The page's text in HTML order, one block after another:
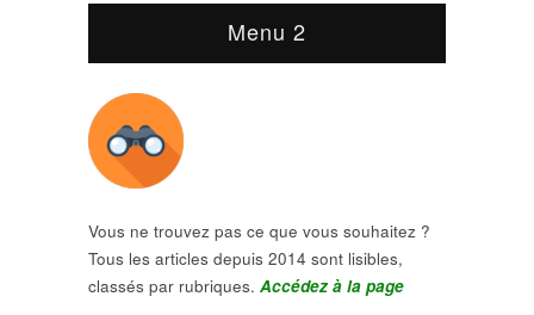
Menu 2
Vous ne trouvez pas ce que vous souhaitez ?
Tous les articles depuis 2014 sont lisibles,
classés par rubriques. Accédez à la page